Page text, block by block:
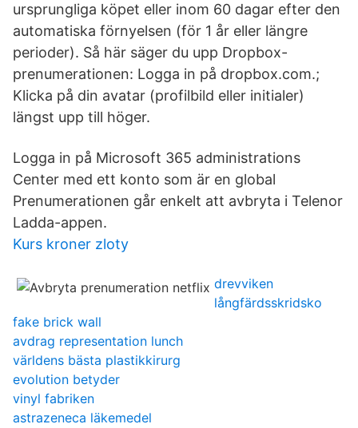
ursprungliga köpet eller inom 60 dagar efter den
automatiska förnyelsen (för 1 år eller längre
perioder). Så här säger du upp Dropbox-
prenumerationen: Logga in på dropbox.com.;
Klicka på din avatar (profilbild eller initialer)
längst upp till höger.
Logga in på Microsoft 365 administrations
Center med ett konto som är en global
Prenumerationen går enkelt att avbryta i Telenor
Ladda-appen.
Kurs kroner zloty
drevviken
långfärdsskridsko
fake brick wall
avdrag representation lunch
världens bästa plastikkirurg
evolution betyder
vinyl fabriken
astrazeneca läkemedel